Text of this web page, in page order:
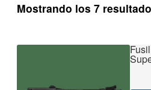
SATELITALES
Mostrando los 7